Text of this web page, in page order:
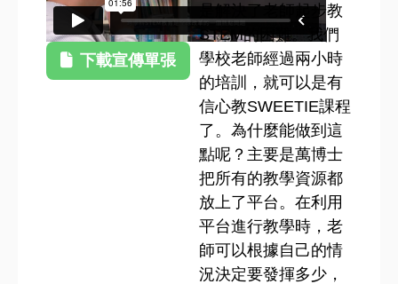
下載宣傳單張
是解決了老師起步教
STEM的困難。我們
學校老師經過兩小時
的培訓，就可以是有
信心教SWEETIE課程
了。為什麼能做到這
點呢？主要是萬博士
把所有的教學資源都
放上了平台。在利用
平台進行教學時，老
師可以根據自己的情
況決定要發揮多少，